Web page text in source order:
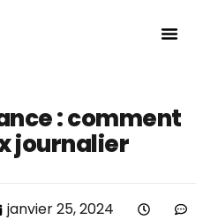
: comment
journalier
janvier 25, 2024